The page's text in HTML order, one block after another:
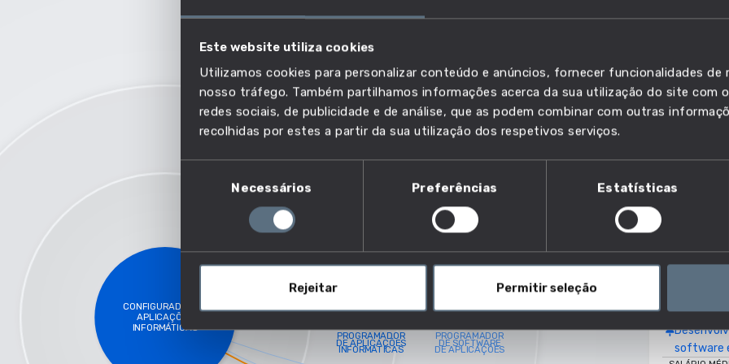
Este website utiliza cookies
Utilizamos cookies para personalizar conteúdo e anúncios, fornecer funcionalidades de
nosso tráfego. Também partilhamos informações acerca da sua utilização do site com
redes sociais, de publicidade e de análise, que as podem combinar com outras
recolhidas por estes a partir da sua utilização dos respetivos serviços.
consentimento
Necessários Preferências Estatísticas
Rejeitar Permitir seleção
MAIS COMPETÊNCIAS EM COMUM
MAIS EMPREGO
MENOR RISCO DE AUTOMAÇÃO
SALARIO MAIS ELEVADO
Próximidade
Baixo
Que
16
bases de
software